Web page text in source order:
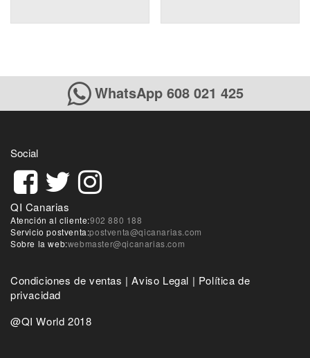
WhatsApp 608 021 425
Social
QI Canarias
Atención al cliente:902 880 188
Servicio postventa:postventa@qicanarias.com
Sobre la web:webmaster@qicanarias.com
Condiciones de ventas |Aviso Legal | Política de
privacidad
@QI World 2018